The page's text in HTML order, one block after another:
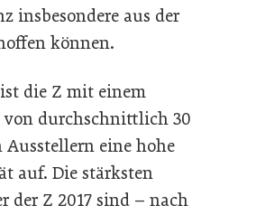
insbesondere aus der
können.
die Z mit einem
durchschnittlich 30
Ausstellern eine hohe
auf. Die stärksten
der Z 2017 sind – nach